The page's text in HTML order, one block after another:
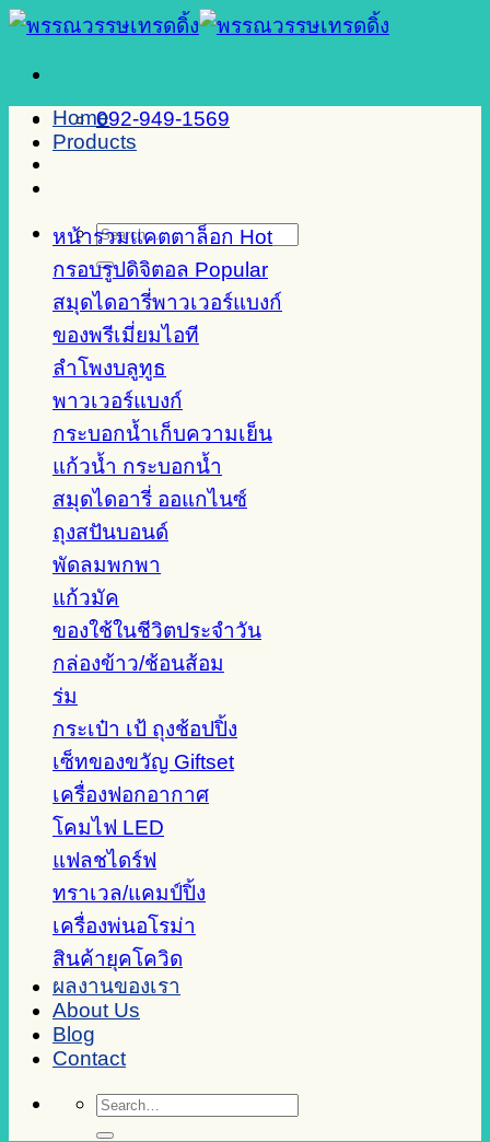
Skip
content
092-949-1569
Search
Home
Products
หน้ารวมแคตตาล็อก
กรอบรูปดิจิตอล
สมุดไดอารี่พาวเวอร์แบงก์
ของพรีเมี่ยมไอที
ลำโพงบลูทูธ
พาวเวอร์แบงก์
กระบอกน้ำเก็บความเย็น
แก้วน้ำ กระบอกน้ำ
สมุดไดอารี่ ออแกไนซ์
ถุงสปันบอนด์
พัดลมพกพา
แก้วมัค
ของใช้ในชีวิตประจำวัน
กล่องข้าว/ช้อนส้อม
ร่ม
กระเป๋า เป้ ถุงช้อปปิ้ง
เซ็ทของขวัญ Giftset
เครื่องฟอกอากาศ
โคมไฟ LED
แฟลชไดร์ฟ
ทราเวล/แคมป์ปิ้ง
เครื่องพ่นอโรม่า
สินค้ายุคโควิด
ผลงานของเรา
About Us
Blog
Contact
Search